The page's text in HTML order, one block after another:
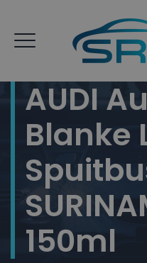
AUDI
Blanke
150ml